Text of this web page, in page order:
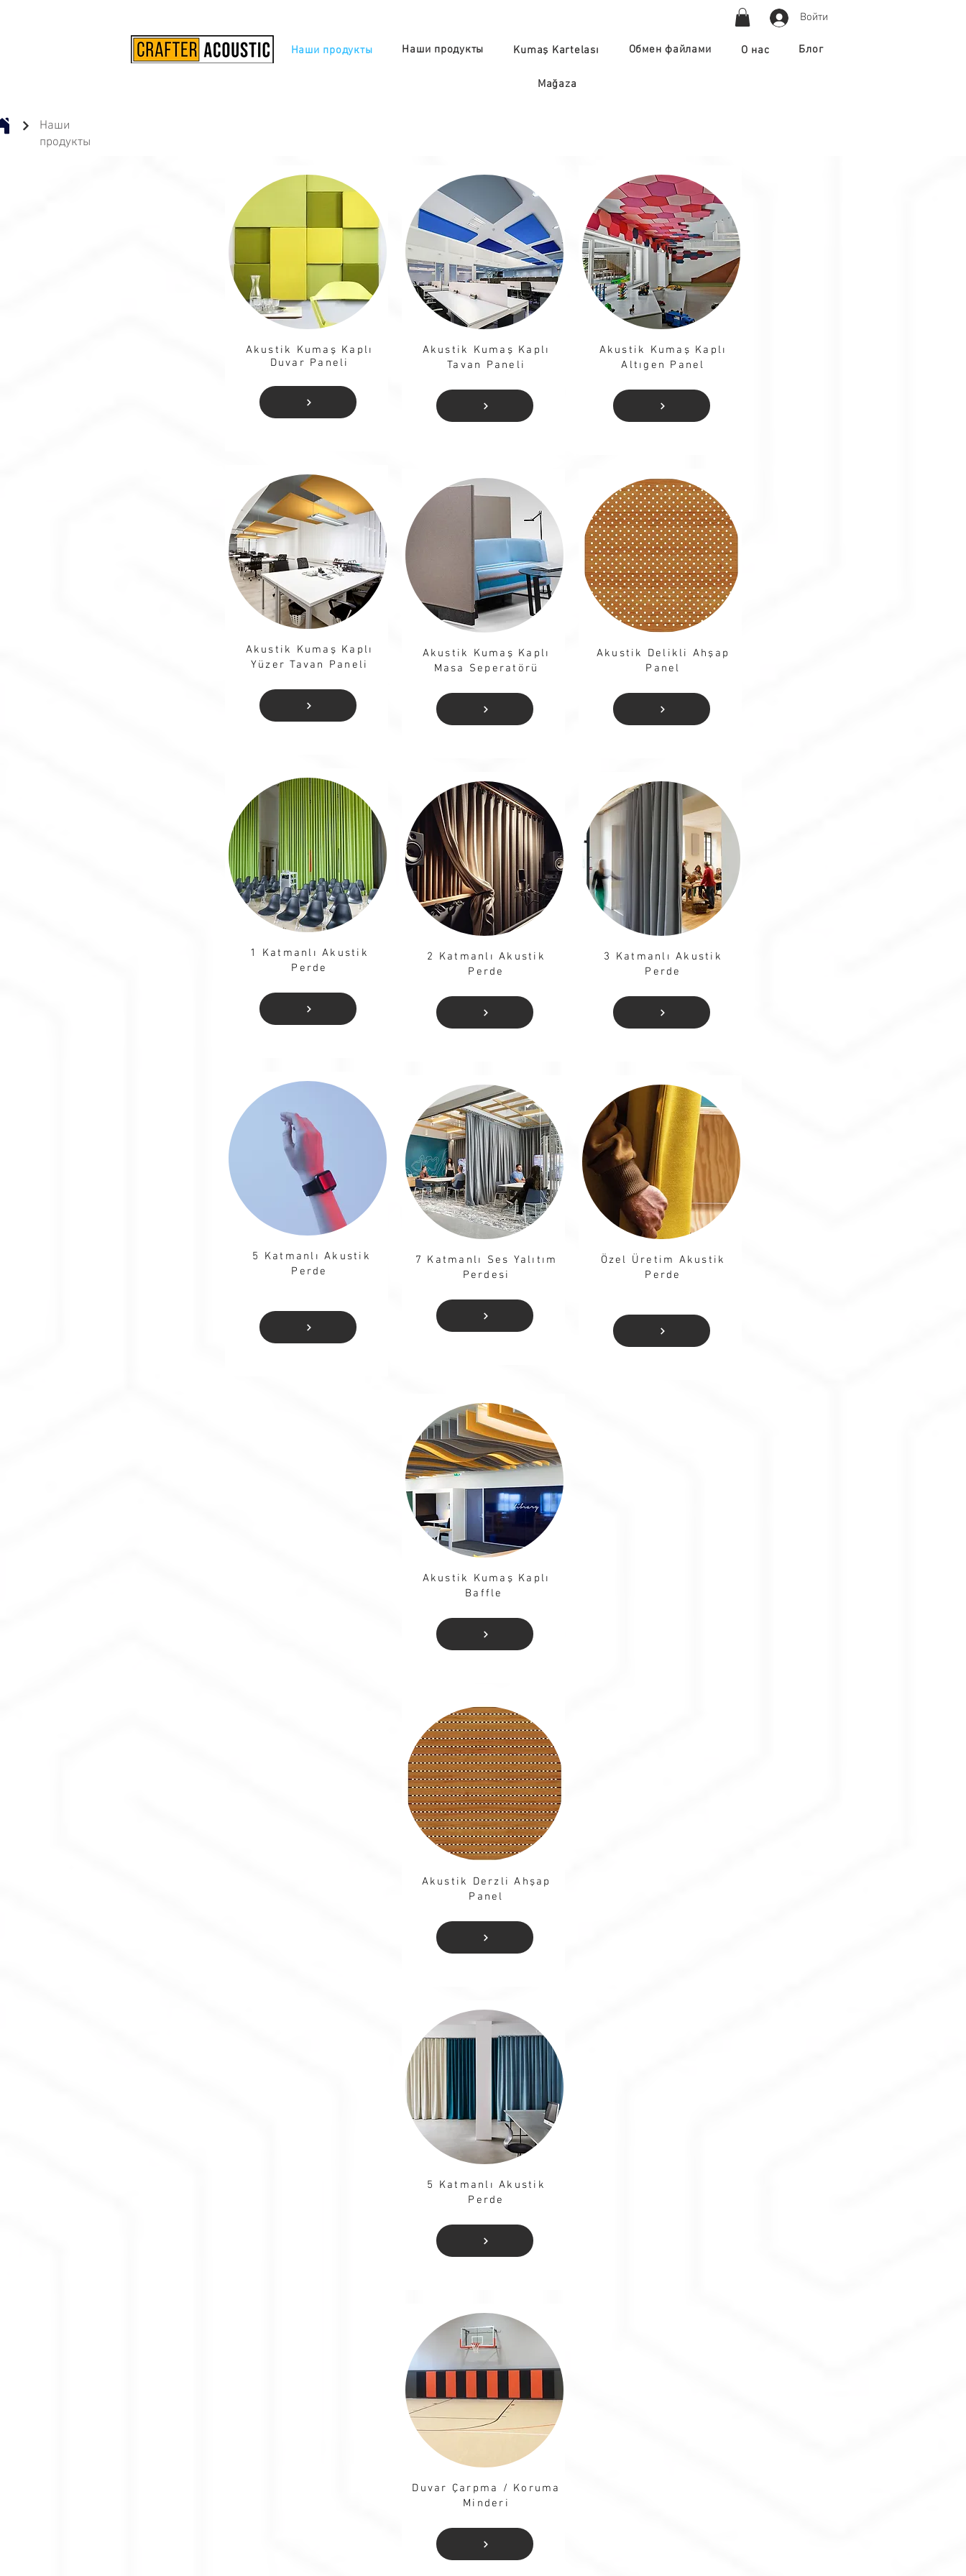
Войти
Наши продукты Наши продукты Kumaş Kartelası Обмен файлами О нас Блог
Mağaza
Наши
продукты
Akustik Kumaş Kaplı
Duvar Paneli
Akustik Kumaş Kaplı
Yüzer Tavan Paneli
1 Katmanlı Akustik
Perde
5 Katmanlı Akustik
Perde
Akustik Kumaş Kaplı
Tavan Paneli
Akustik Kumaş Kaplı
Masa Seperatörü
2 Katmanlı Akustik
Perde​
7 Katmanlı Ses Yalıtım
Perdesi
Akustik Kumaş Kaplı
Altıgen Panel
Akustik Delikli Ahşap
Panel
3 Katmanlı Akustik
Perde​
Özel Üretim Akustik
Perde
Akustik Kumaş Kaplı
Baffle
Akustik Derzli Ahşap
Panel
5 Katmanlı Akustik
Perde
Duvar Çarpma / Koruma
Minderi